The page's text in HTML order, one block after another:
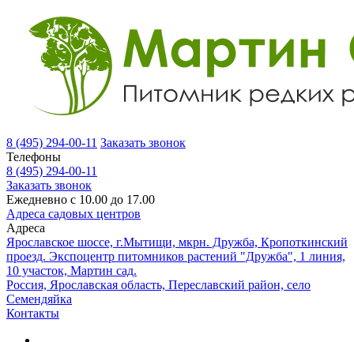
8 (495) 294-00-11 Заказать звонок
Телефоны
8 (495) 294-00-11
Заказать звонок
Ежедневно с 10.00 до 17.00
Адреса садовых центров
Адреса
Ярославское шоссе, г.Мытищи, мкрн. Дружба, Кропоткинский
проезд. Экспоцентр питомников растений "Дружба", 1 линия,
10 участок, Мартин сад.
Россия, Ярославская область, Переславский район, село
Семендяйка
Контакты